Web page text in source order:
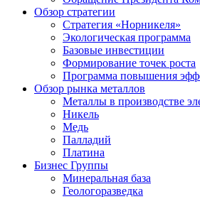
Обзор стратегии
Стратегия «Норникеля»
Экологическая программа
Базовые инвестиции
Формирование точек роста
Программа повышения
Обзор рынка металлов
Металлы в производстве
Никель
Медь
Палладий
Платина
Бизнес Группы
Минеральная база
Геологоразведка